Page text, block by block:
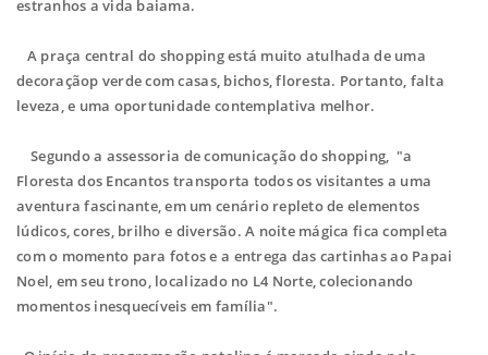
estranhos a vida baiama.
A praça central do shopping está muito atulhada de uma
decoraçãop verde com casas, bichos, floresta. Portanto, falta
leveza, e uma oportunidade contemplativa melhor.
Segundo a assessoria de comunicação do shopping, "a
Floresta dos Encantos transporta todos os visitantes a uma
aventura fascinante, em um cenário repleto de elementos
lúdicos, cores, brilho e diversão. A noite mágica fica completa
com o momento para fotos e a entrega das cartinhas ao Papai
Noel, em seu trono, localizado no L4 Norte, colecionando
momentos inesquecíveis em família".